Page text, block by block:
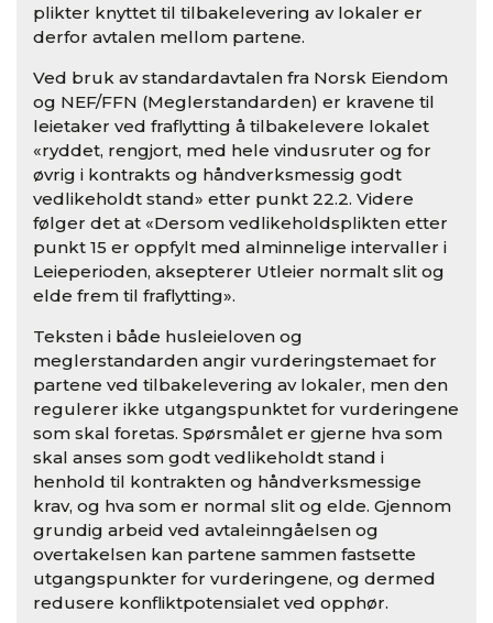
plikter knyttet til tilbakelevering av lokaler er
derfor avtalen mellom partene.
Ved bruk av standardavtalen fra Norsk Eiendom
og NEF/FFN (Meglerstandarden) er kravene til
leietaker ved fraflytting å tilbakelevere lokalet
«ryddet, rengjort, med hele vindusruter og for
øvrig i kontrakts og håndverksmessig godt
vedlikeholdt stand» etter punkt 22.2. Videre
følger det at «Dersom vedlikeholdsplikten etter
punkt 15 er oppfylt med alminnelige intervaller i
Leieperioden, aksepterer Utleier normalt slit og
elde frem til fraflytting».
Teksten i både husleieloven og
meglerstandarden angir vurderingstemaet for
partene ved tilbakelevering av lokaler, men den
regulerer ikke utgangspunktet for vurderingene
som skal foretas. Spørsmålet er gjerne hva som
skal anses som godt vedlikeholdt stand i
henhold til kontrakten og håndverksmessige
krav, og hva som er normal slit og elde. Gjennom
grundig arbeid ved avtaleinngåelsen og
overtakelsen kan partene sammen fastsette
utgangspunkter for vurderingene, og dermed
redusere konfliktpotensialet ved opphør.